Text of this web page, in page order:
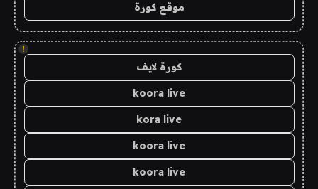
موقع كورة
!
كورة لايف
koora live
kora live
koora live
koora live